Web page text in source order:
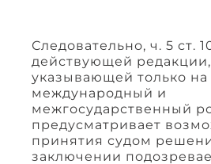
Следовательно, ч. 5 ст.
действующей
указывающей только на
международный и
межгосударственный
предусматривает
принятия судом
заключении